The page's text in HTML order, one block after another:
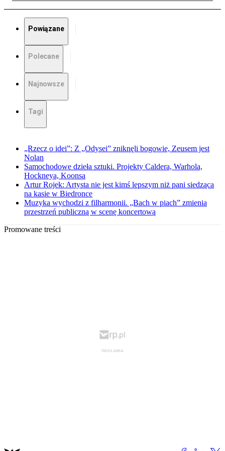
Powiązane
Polecane
Najnowsze
Tagi
„Rzecz o idei”: Z „Odysei” zniknęli bogowie, Zeusem jest
Nolan
Samochodowe dzieła sztuki. Projekty Caldera, Warhola,
Hockneya, Koonsa
Artur Rojek: Artysta nie jest kimś lepszym niż pani siedząca
na kasie w Biedronce
Muzyka wychodzi z filharmonii. „Bach w piach” zmienia
przestrzeń publiczną w scenę koncertową
Promowane treści